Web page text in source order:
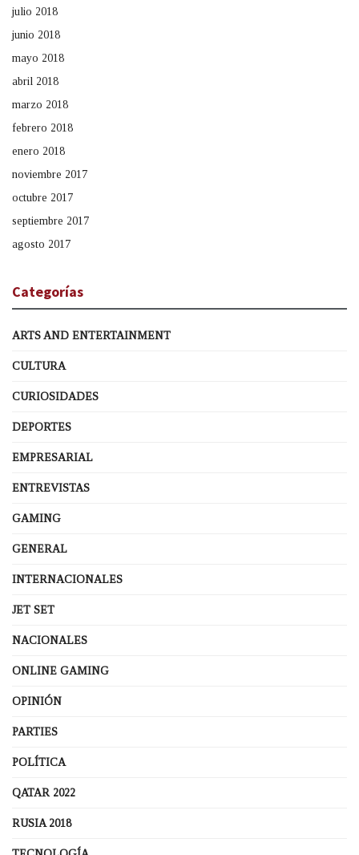
julio 2018
junio 2018
mayo 2018
abril 2018
marzo 2018
febrero 2018
enero 2018
noviembre 2017
octubre 2017
septiembre 2017
agosto 2017
Categorías
ARTS AND ENTERTAINMENT
CULTURA
CURIOSIDADES
DEPORTES
EMPRESARIAL
ENTREVISTAS
GAMING
GENERAL
INTERNACIONALES
JET SET
NACIONALES
ONLINE GAMING
OPINIÓN
PARTIES
POLÍTICA
QATAR 2022
RUSIA 2018